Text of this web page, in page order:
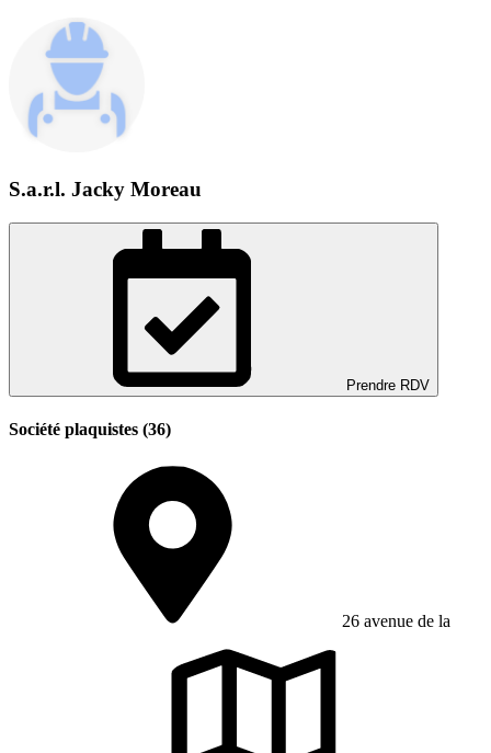
S.a.r.l. Jacky Moreau
Prendre RDV
Société plaquistes (36)
26 avenue de la